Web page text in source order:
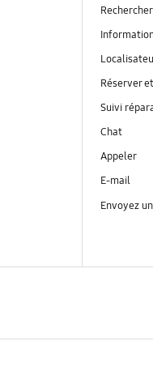
Réserver
Suivi
Chat
Appeler
E-mail
Envoyez